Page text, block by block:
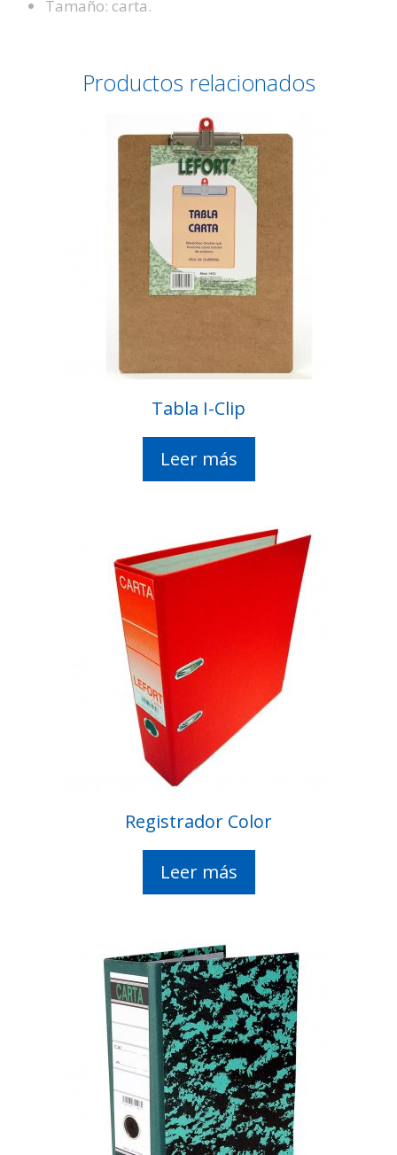
Tamaño: carta.
Productos relacionados
Tabla I-Clip
Leer más
Registrador Color
Leer más